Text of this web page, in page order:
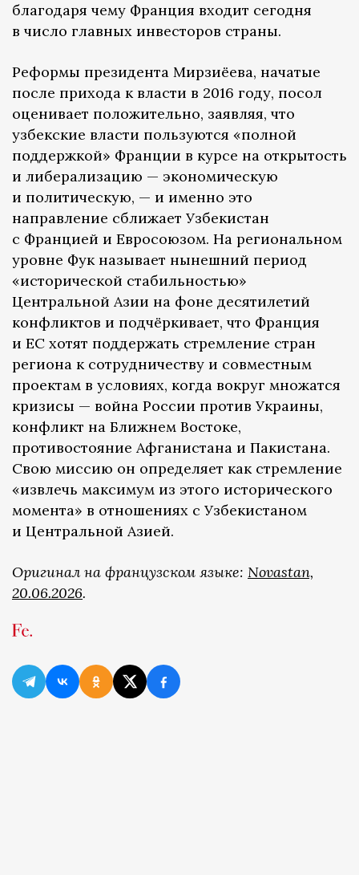
благодаря чему Франция входит сегодня
в число главных инвесторов страны.
Реформы президента Мирзиёева, начатые
после прихода к власти в 2016 году, посол
оценивает положительно, заявляя, что
узбекские власти пользуются «полной
поддержкой» Франции в курсе на открытость
и либерализацию — экономическую
и политическую, — и именно это
направление сближает Узбекистан
с Францией и Евросоюзом. На региональном
уровне Фук называет нынешний период
«исторической стабильностью»
Центральной Азии на фоне десятилетий
конфликтов и подчёркивает, что Франция
и ЕС хотят поддержать стремление стран
региона к сотрудничеству и совместным
проектам в условиях, когда вокруг множатся
кризисы — война России против Украины,
конфликт на Ближнем Востоке,
противостояние Афганистана и Пакистана.
Свою миссию он определяет как стремление
«извлечь максимум из этого исторического
момента» в отношениях с Узбекистаном
и Центральной Азией.
Оригинал на французском языке: Novastan,
20.06.2026.